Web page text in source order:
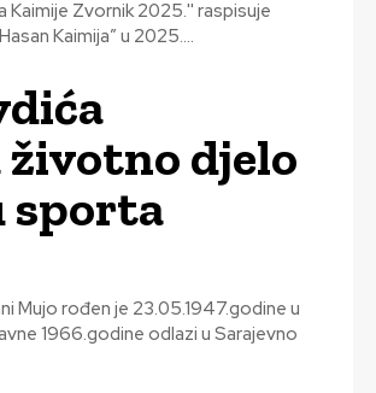
prijave za nagradu „Hasan Kaimija” u 2025....
djelo
sporta